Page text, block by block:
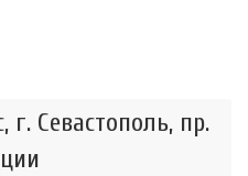
г. Севастополь, пр.